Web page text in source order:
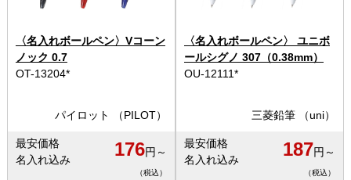
〈名入れボールペン〉Vコーン
ノック 0.7
OT-13204*
パイロット （PILOT）
最安価格
名入れ込み
176円～
（税込）
〈名入れボールペン〉 ユニボ
ールシグノ 307（0.38mm）
OU-12111*
三菱鉛筆 （uni）
最安価格
名入れ込み
187円～
（税込）